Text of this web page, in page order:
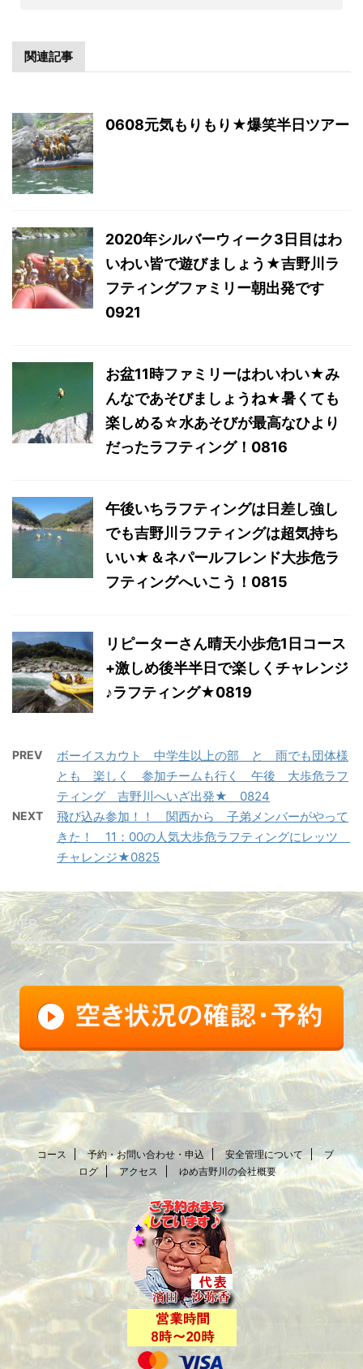
関連記事
0608元気もりもり★爆笑半日ツアー
2020年シルバーウィーク3日目はわ
いわい皆で遊びましょう★吉野川ラ
フティングファミリー朝出発です
0921
お盆11時ファミリーはわいわい★み
んなであそびましょうね★暑くても
楽しめる☆水あそびが最高なひより
だったラフティング！0816
午後いちラフティングは日差し強し
でも吉野川ラフティングは超気持ち
いい★＆ネパールフレンド大歩危ラ
フティングへいこう！0815
リピーターさん晴天小歩危1日コース
+激しめ後半半日で楽しくチャレンジ
♪ラフティング★0819
PREV
ボーイスカウト 中学生以上の部 と 雨でも団体様
とも 楽しく 参加チームも行く 午後 大歩危ラフ
ティング 吉野川へいざ出発★ 0824
NEXT
飛び込み参加！！ 関西から 子弟メンバーがやって
きた！ 11：00の人気大歩危ラフティングにレッツ
チャレンジ★0825
FB
コース 予約・お問い合わせ・申込 安全管理について
ブ
ログ
アクセス ゆめ吉野川の会社概要